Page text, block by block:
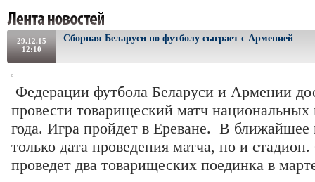
29.12.15
12:10
Сборная Беларуси по футболу сыграет с Арменией
Федерации футбола Беларуси и Армении
провести товарищеский матч
года. Игра пройдет в Ереване. В ближайшее
только дата проведения матча, но и
проведет два товарищеских поединка в